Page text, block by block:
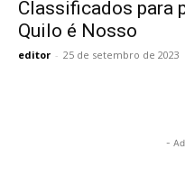
Classificados para
Quilo é Nosso
editor - 25 de setembro de 2023
-